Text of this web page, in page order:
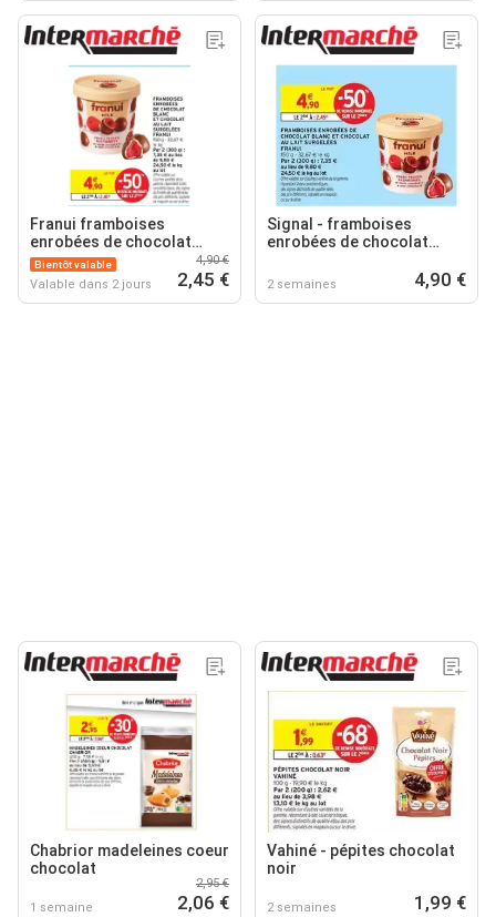
Franui framboises
enrobées de chocolat
blanc et chocolat au lait
surgelées
Bientôt valable
Valable dans 2 jours
4,90 €
2,45 €
Signal - framboises
enrobées de chocolat
surgelées
2 semaines 4,90 €
Chabrior madeleines coeur
chocolat
1 semaine
2,95 €
2,06 €
Vahiné - pépites chocolat
noir
2 semaines 1,99 €